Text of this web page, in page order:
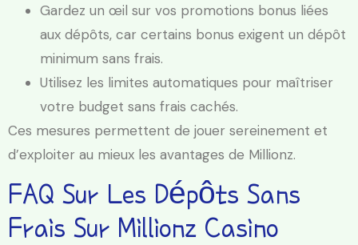
Gardez un œil sur vos promotions bonus liées
aux dépôts, car certains bonus exigent un dépôt
minimum sans frais.
Utilisez les limites automatiques pour maîtriser
votre budget sans frais cachés.
Ces mesures permettent de jouer sereinement et
d’exploiter au mieux les avantages de Millionz.
FAQ Sur Les Dépôts Sans
Frais Sur Millionz Casino